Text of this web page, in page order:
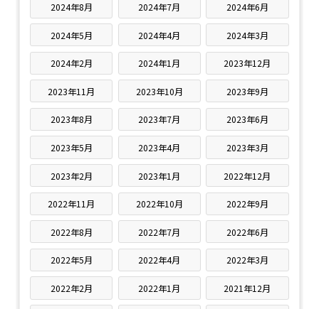
2024年8月 2024年7月 2024年6月
2024年5月 2024年4月 2024年3月
2024年2月 2024年1月 2023年12月
2023年11月 2023年10月 2023年9月
2023年8月 2023年7月 2023年6月
2023年5月 2023年4月 2023年3月
2023年2月 2023年1月 2022年12月
2022年11月 2022年10月 2022年9月
2022年8月 2022年7月 2022年6月
2022年5月 2022年4月 2022年3月
2022年2月 2022年1月 2021年12月